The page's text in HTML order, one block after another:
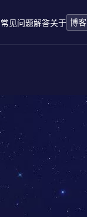
常见问题解答关于 博客